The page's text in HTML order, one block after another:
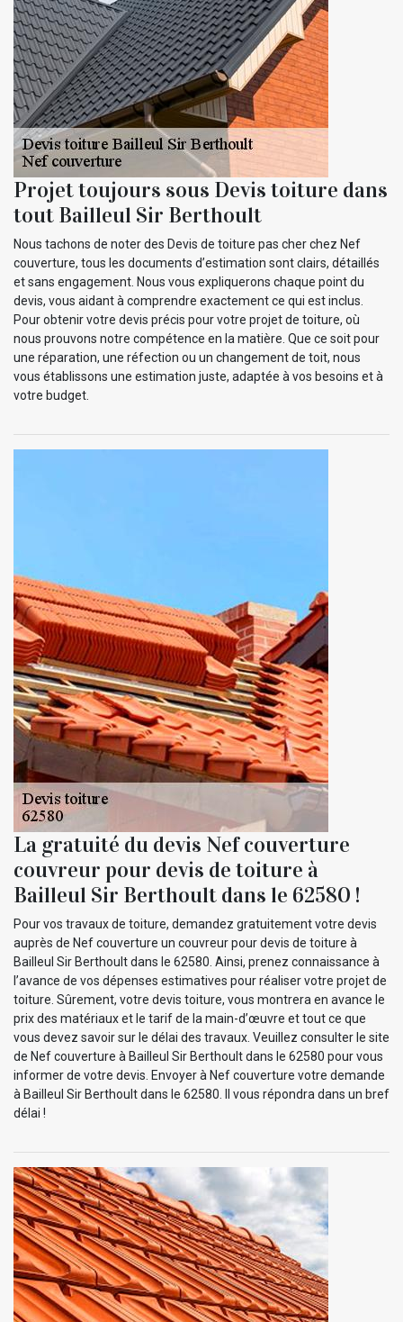
Projet toujours sous Devis toiture dans
tout Bailleul Sir Berthoult
Nous tachons de noter des Devis de toiture pas cher chez Nef
couverture, tous les documents d’estimation sont clairs, détaillés
et sans engagement. Nous vous expliquerons chaque point du
devis, vous aidant à comprendre exactement ce qui est inclus.
Pour obtenir votre devis précis pour votre projet de toiture, où
nous prouvons notre compétence en la matière. Que ce soit pour
une réparation, une réfection ou un changement de toit, nous
vous établissons une estimation juste, adaptée à vos besoins et à
votre budget.
La gratuité du devis Nef couverture
couvreur pour devis de toiture à
Bailleul Sir Berthoult dans le 62580 !
Pour vos travaux de toiture, demandez gratuitement votre devis
auprès de Nef couverture un couvreur pour devis de toiture à
Bailleul Sir Berthoult dans le 62580. Ainsi, prenez connaissance à
l’avance de vos dépenses estimatives pour réaliser votre projet de
toiture. Sûrement, votre devis toiture, vous montrera en avance le
prix des matériaux et le tarif de la main-d’œuvre et tout ce que
vous devez savoir sur le délai des travaux. Veuillez consulter le site
de Nef couverture à Bailleul Sir Berthoult dans le 62580 pour vous
informer de votre devis. Envoyer à Nef couverture votre demande
à Bailleul Sir Berthoult dans le 62580. Il vous répondra dans un bref
délai !